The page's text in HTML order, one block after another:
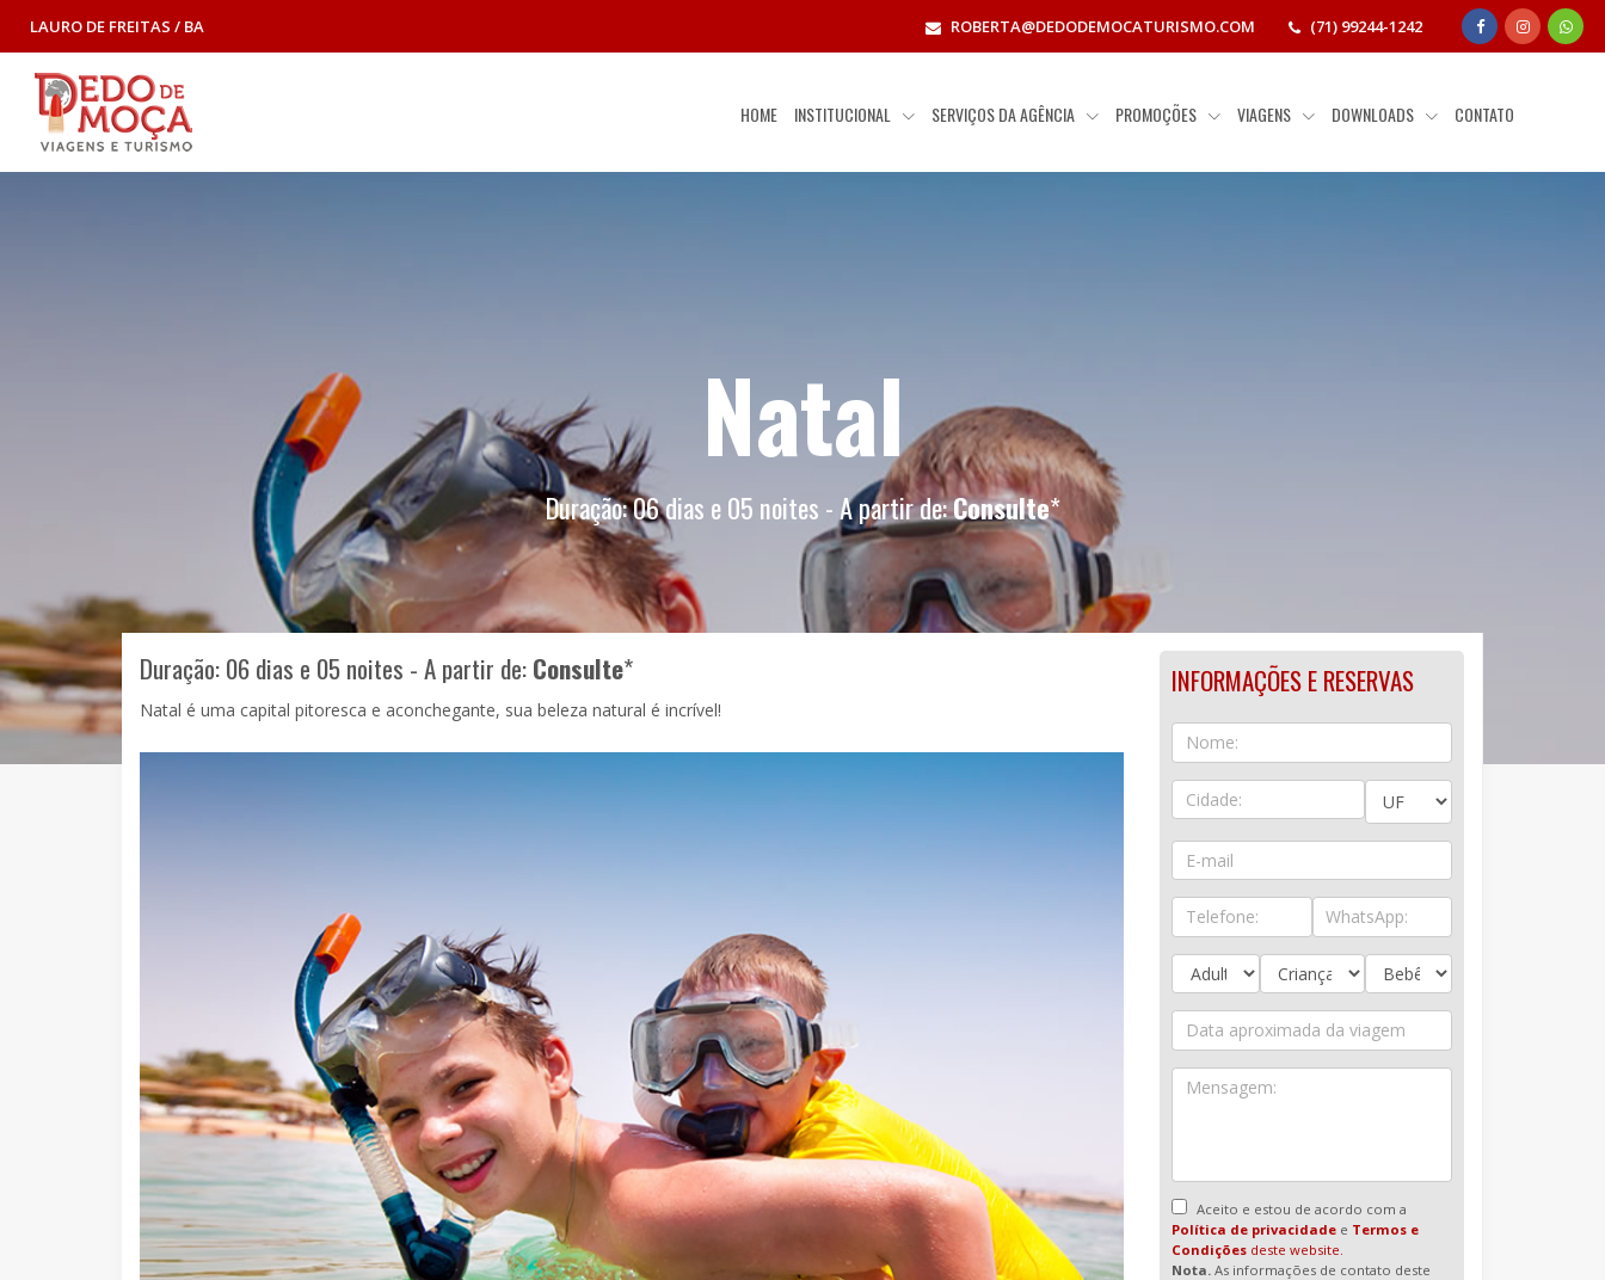
LAURO DE FREITAS / BA ROBERTA@DEDODEMOCATURISMO.COM (71) 99244-1242
HOME INSTITUCIONAL SERVIÇOS DA AGÊNCIA PROMOÇÕES VIAGENS DOWNLOADS CONTATO
Natal
Duração: 06 dias e 05 noites - A partir de:Consulte*
Duração: 06 dias e 05 noites - A partir de:Consulte*
Natal é uma capital pitoresca e aconchegante, sua beleza natural é incrível!
INFORMAÇÕES E RESERVAS
Aceito e estou de acordo com a
Política de privacidade e Termos e
Condições deste website.
Nota. As informações de contato deste